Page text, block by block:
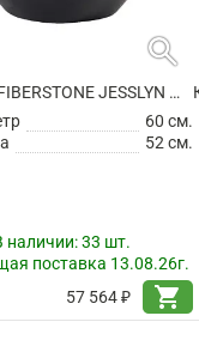
search
КАШПО FIBERSTONE JESSLYN M BLACK
60 см.
52 см.
наличии:33 шт.
поставка 13.08.26г.
57 564 ₽
shopping_cart